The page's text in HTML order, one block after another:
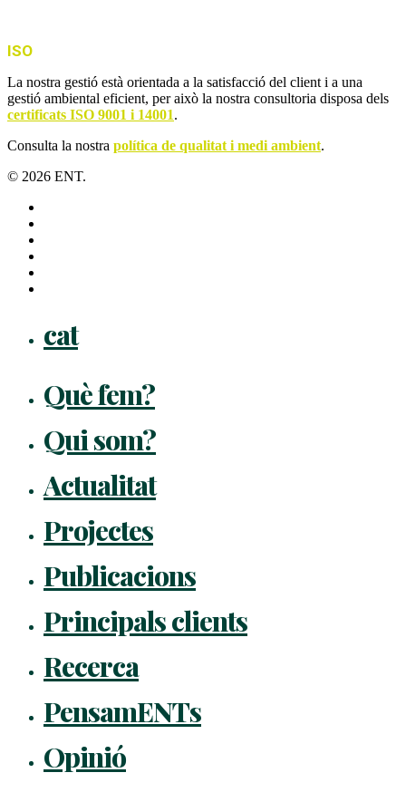
ISO
La nostra gestió està orientada a la satisfacció del client i a una
gestió ambiental eficient, per això la nostra consultoria disposa dels
certificats ISO 9001 i 14001.
Consulta la nostra política de qualitat i medi ambient.
© 2026 ENT.
cat
Què fem?
Qui som?
Actualitat
Projectes
Publicacions
Principals clients
Recerca
PensamENTs
Opinió